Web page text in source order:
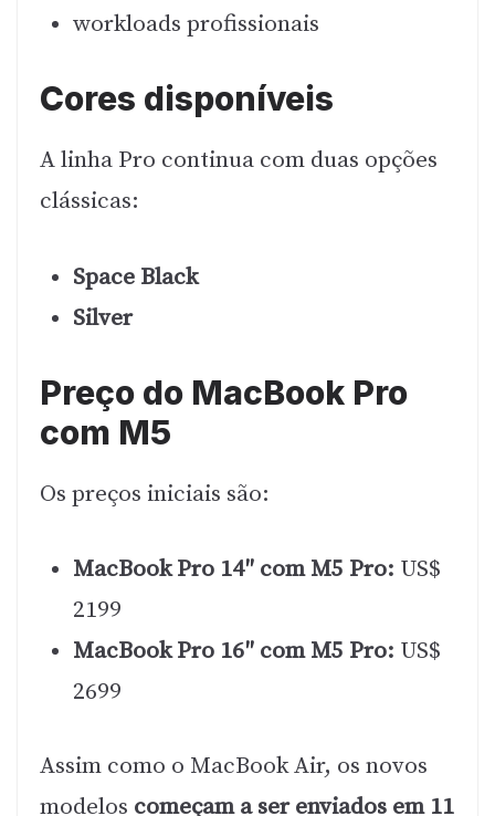
workloads profissionais
Cores disponíveis
A linha Pro continua com duas opções
clássicas:
Space Black
Silver
Preço do MacBook Pro
com M5
Os preços iniciais são:
MacBook Pro 14″ com M5 Pro: US$
2199
MacBook Pro 16″ com M5 Pro: US$
2699
Assim como o MacBook Air, os novos
modelos começam a ser enviados em 11